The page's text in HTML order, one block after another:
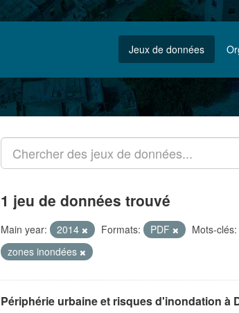
Jeux de données
1 jeu de données trouvé
Main year: 2014 Formats: PDF Mots-clés:
zones inondées
Périphérie urbaine et risques d'inondation à